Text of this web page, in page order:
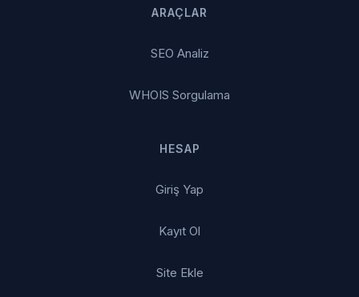
ARAÇLAR
SEO Analiz
WHOIS Sorgulama
HESAP
Giriş Yap
Kayıt Ol
Site Ekle